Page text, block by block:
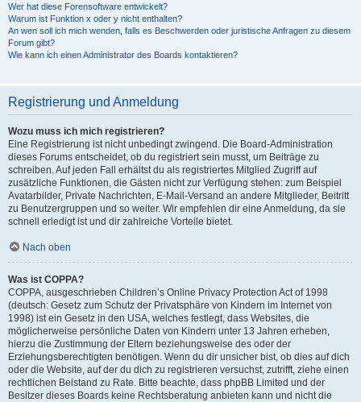
Wer hat diese Forensoftware entwickelt?
Warum ist Funktion x oder y nicht enthalten?
An wen soll ich mich wenden, falls es Beschwerden oder juristische Anfragen zu diesem
Forum gibt?
Wie kann ich einen Administrator des Boards kontaktieren?
Registrierung und Anmeldung
Wozu muss ich mich registrieren?
Eine Registrierung ist nicht unbedingt zwingend. Die Board-Administration
dieses Forums entscheidet, ob du registriert sein musst, um Beiträge zu
schreiben. Auf jeden Fall erhältst du als registriertes Mitglied Zugriff auf
zusätzliche Funktionen, die Gästen nicht zur Verfügung stehen: zum Beispiel
Avatarbilder, Private Nachrichten, E-Mail-Versand an andere Mitglieder, Beitritt
zu Benutzergruppen und so weiter. Wir empfehlen dir eine Anmeldung, da sie
schnell erledigt ist und dir zahlreiche Vorteile bietet.
Nach oben
Was ist COPPA?
COPPA, ausgeschrieben Children’s Online Privacy Protection Act of 1998
(deutsch: Gesetz zum Schutz der Privatsphäre von Kindern im Internet von
1998) ist ein Gesetz in den USA, welches festlegt, dass Websites, die
möglicherweise persönliche Daten von Kindern unter 13 Jahren erheben,
hierzu die Zustimmung der Eltern beziehungsweise des oder der
Erziehungsberechtigten benötigen. Wenn du dir unsicher bist, ob dies auf dich
oder die Website, auf der du dich zu registrieren versuchst, zutrifft, ziehe einen
rechtlichen Beistand zu Rate. Bitte beachte, dass phpBB Limited und der
Besitzer dieses Boards keine Rechtsberatung anbieten kann und nicht die